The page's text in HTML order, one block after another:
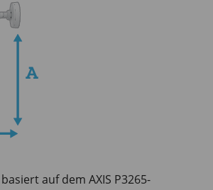
auf dem AXIS P3265-